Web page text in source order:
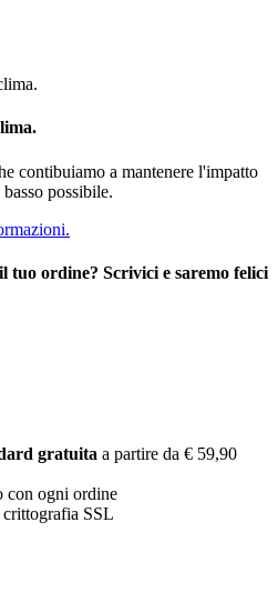
contibuiamo a mantenere l'impatto
possibile.
tuo ordine? Scrivici e saremo felici
gratuita a partire da € 59,90
con ogni ordine
crittografia SSL